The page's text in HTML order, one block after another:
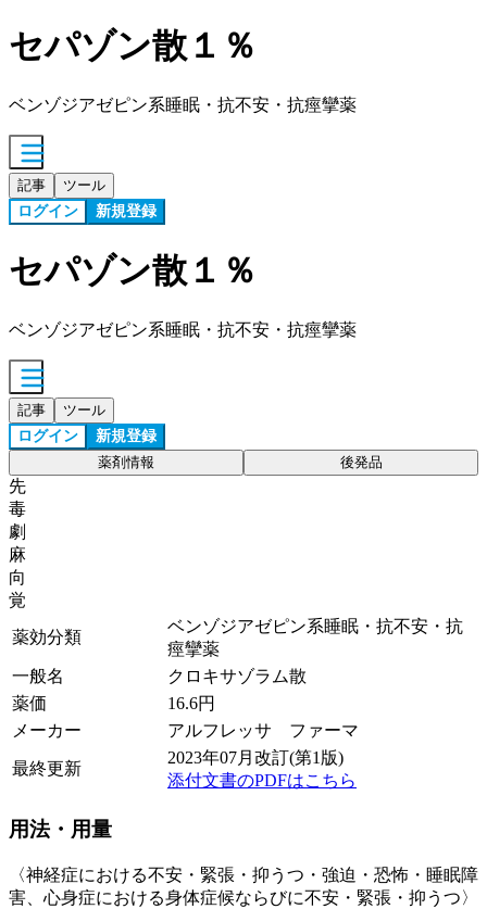
セパゾン散１％
ベンゾジアゼピン系睡眠・抗不安・抗痙攣薬
記事 ツール
ログイン 新規登録
セパゾン散１％
ベンゾジアゼピン系睡眠・抗不安・抗痙攣薬
記事 ツール
ログイン 新規登録
薬剤情報 後発品
先
毒
劇
麻
向
覚
薬効分類
ベンゾジアゼピン系睡眠・抗不安・抗
痙攣薬
一般名
クロキサゾラム散
薬価
16.6円
メーカー
アルフレッサ ファーマ
最終更新
2023年07月改訂(第1版)
添付文書のPDFはこちら
用法・用量
〈神経症における不安・緊張・抑うつ・強迫・恐怖・睡眠障
害、心身症における身体症候ならびに不安・緊張・抑うつ〉